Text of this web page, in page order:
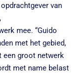
van
mee. “Guido
met het gebied,
een groot netwerk
met name belast